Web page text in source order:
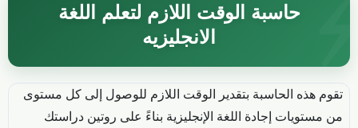
حاسبة الوقت اللازم لتعلم اللغة
الانجليزيه
تقوم هذه الحاسبة بتقدير الوقت اللازم للوصول إلى كل مستوى
من مستويات إجادة اللغة الإنجليزية بناءً على روتين دراستك